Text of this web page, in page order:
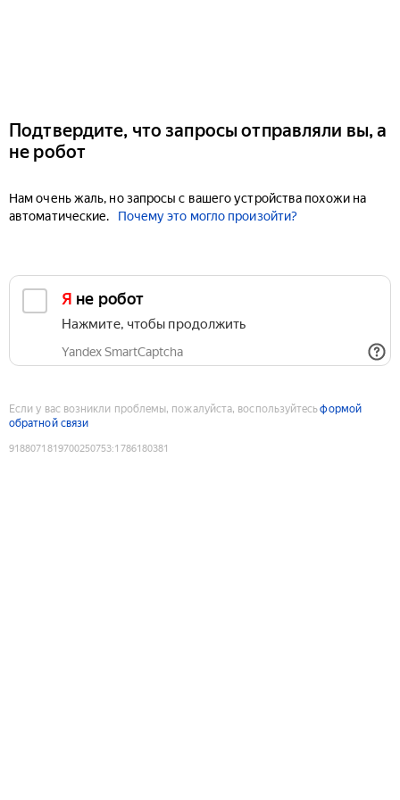
Подтвердите, что запросы отправляли вы, а
не робот
Нам очень жаль, но запросы с вашего устройства похожи на
автоматические.
Почему это могло произойти?
Я не робот
Нажмите, чтобы продолжить
Yandex SmartCaptcha
Если у вас возникли проблемы, пожалуйста, воспользуйтесьформой
обратной связи
9188071819700250753:1786180381